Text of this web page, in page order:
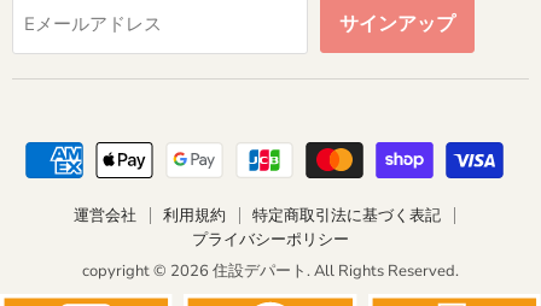
Eメールアドレス サインアップ
運営会社 利用規約
特定商取引法に基づく表記
プライバシーポリシー
copyright © 2026 住設デパート. All Rights Reserved.